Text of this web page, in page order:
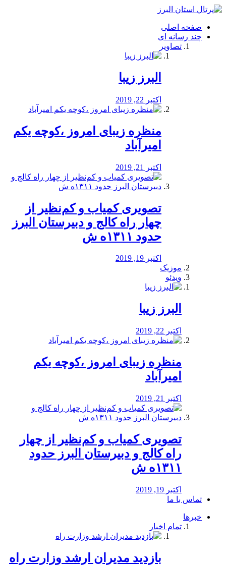
فصد
شرق
تهران
خشکشویی
صفحه اصلی
چند رسانه ای
تصاویر
البرز زیبا
اکتبر 22, 2019
منظره‌‌ زیبای امروز ،کوچه یکم
امیرآباد
اکتبر 21, 2019
️تصویری کمیاب و کم‌نظیر از
چهار راه كالج و دبيرستان البرز
حدود ۱۳۱۱ه ش
اکتبر 19, 2019
موزیک
ویدئو
البرز زیبا
اکتبر 22, 2019
منظره‌‌ زیبای امروز ،کوچه یکم
امیرآباد
اکتبر 21, 2019
️تصویری کمیاب و کم‌نظیر از چهار
راه كالج و دبيرستان البرز حدود
۱۳۱۱ه ش
اکتبر 19, 2019
تماس با ما
خبرها
تمام اخبار
بازدید مدیران ارشد وزارت راه